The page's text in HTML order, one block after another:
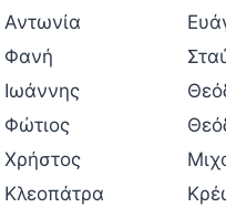
Αντωνία
Φανή
Ιωάννης
Φώτιος
Χρήστος
Κλεοπάτρα